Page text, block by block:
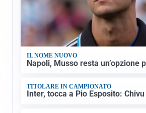
IL NOME NUOVO
Napoli, Musso resta un’opzione
TITOLARE IN CAMPIONATO
Inter, tocca a Pio Esposito: